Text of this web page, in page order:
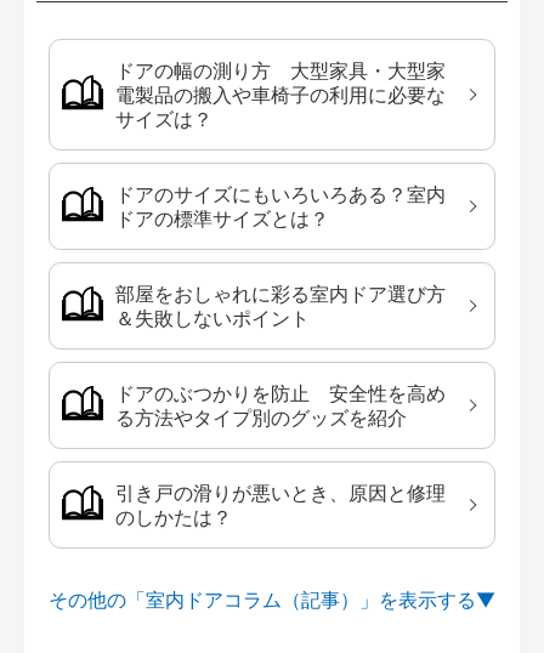
ドアの幅の測り方 大型家具・大型家
電製品の搬入や車椅子の利用に必要な
サイズは？
ドアのサイズにもいろいろある？室内
ドアの標準サイズとは？
部屋をおしゃれに彩る室内ドア選び方
＆失敗しないポイント
ドアのぶつかりを防止 安全性を高め
る方法やタイプ別のグッズを紹介
引き戸の滑りが悪いとき、原因と修理
のしかたは？
その他の「室内ドアコラム（記事）」を